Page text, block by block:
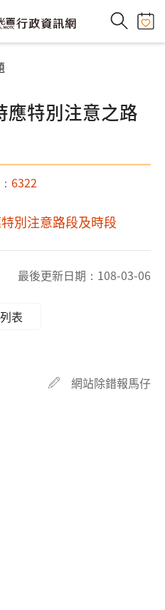
應特別注意之路
6322
別注意路段及時段
最後更新日期： 108-03-06
表
網站除錯報馬仔